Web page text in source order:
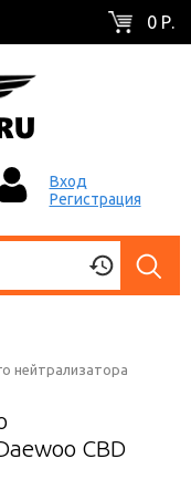
0 Р.
Вход
Регистрация
нейтрализатора
CBD